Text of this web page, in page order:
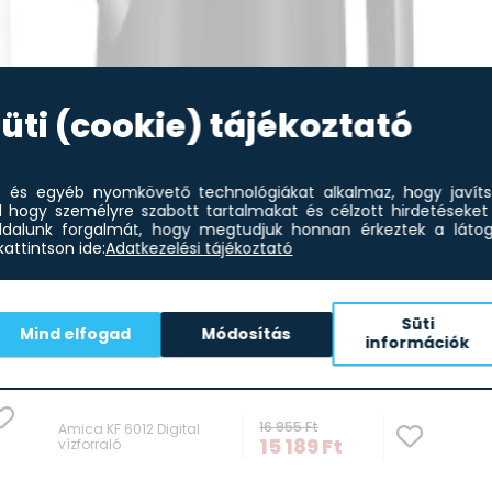
-10%
Amica KF 6012 Digital
vízforraló
16 955Ft
15 189Ft
(cookie) tájékoztató
és egyéb nyomkövető technológiákat alkalmaz, hogy
hogy személyre szabott tartalmakat és célzott
forgalmát, hogy megtudjuk honnan érkeztek a
ide:Adatkezelési tájékoztató
Mind elfogad Módosítás
Süti
információk